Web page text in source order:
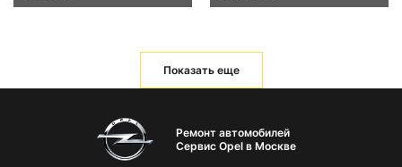
Показать еще
Ремонт автомобилей
Сервис Opel в Москве